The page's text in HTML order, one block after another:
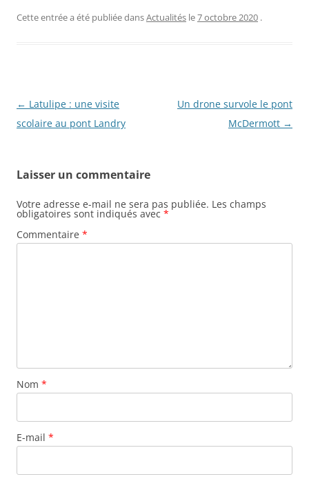
Cette entrée a été publiée dansActualités le7 octobre 2020 .
N
a
g
a
t
i
t
c
e
← Latulipe : une visite
scolaire au pont Landry
Un drone survole le pont
McDermott →
Laisser un commentaire
Votre adresse e-mail ne sera pas publiée. Les champs
obligatoires sont indiqués avec *
Commentaire *
Nom *
E-mail *